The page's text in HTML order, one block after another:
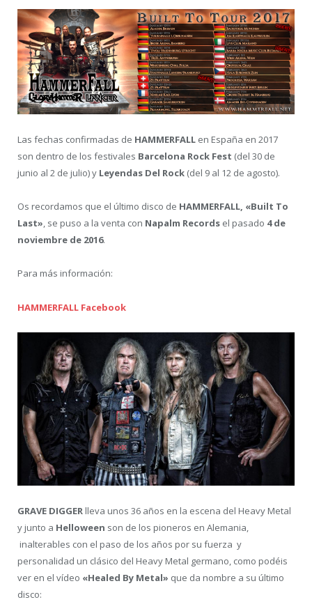
Las fechas confirmadas de HAMMERFALL en España en 2017
son dentro de los festivales Barcelona Rock Fest (del 30 de
junio al 2 de julio) y Leyendas Del Rock (del 9 al 12 de agosto).
Os recordamos que el último disco de HAMMERFALL, «Built To
Last», se puso a la venta con Napalm Records el pasado 4 de
noviembre de 2016.
Para más información:
HAMMERFALL Facebook
GRAVE DIGGER lleva unos 36 años en la escena del Heavy Metal
y junto a Helloween son de los pioneros en Alemania,
inalterables con el paso de los años por su fuerza y
personalidad un clásico del Heavy Metal germano, como podéis
ver en el vídeo «Healed By Metal» que da nombre a su último
disco: